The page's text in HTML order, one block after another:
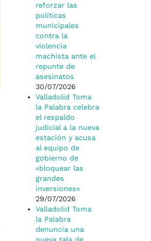
reforzar las
políticas
municipales
contra la
violencia
machista ante el
repunte de
asesinatos
30/07/2026
Valladolid Toma
la Palabra celebra
el respaldo
judicial a la nueva
estación y acusa
al equipo de
gobierno de
«bloquear las
grandes
inversiones»
29/07/2026
Valladolid Toma
la Palabra
denuncia una